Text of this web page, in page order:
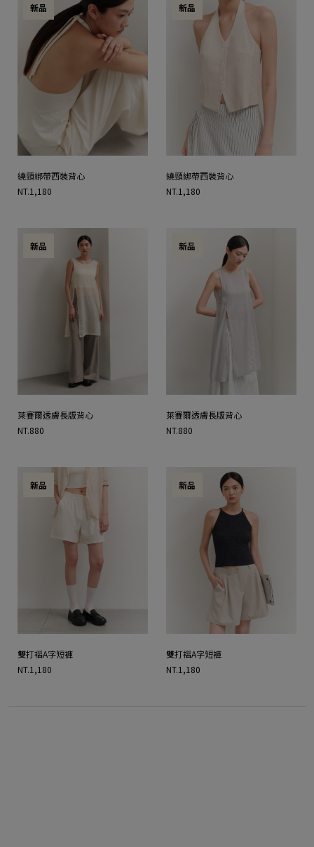
新品
繞頸綁帶西裝背心
NT.1,180
新品
繞頸綁帶西裝背心
NT.1,180
新品
萊賽爾透膚長版背心
NT.880
新品
萊賽爾透膚長版背心
NT.880
新品
雙打褶A字短褲
NT.1,180
新品
雙打褶A字短褲
NT.1,180